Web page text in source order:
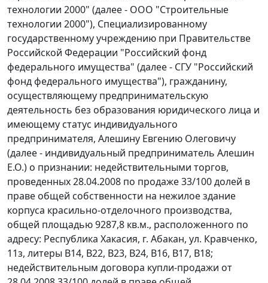
технологии 2000" (далее - ООО "Строительные
технологии 2000"), Специализированному
государственному учреждению при Правительстве
Российской Федерации "Российский фонд
федерального имущества" (далее - СГУ "Российский
фонд федерального имущества"), гражданину,
осуществляющему предпринимательскую
деятельность без образования юридического лица и
имеющему статус индивидуального
предпринимателя, Алешину Евгению Олеговичу
(далее - индивидуальный предприниматель Алешин
Е.О.) о признании: недействительными торгов,
проведенных 28.04.2008 по продаже 33/100 долей в
праве общей собственности на нежилое здание
корпуса красильно-отделочного производства,
общей площадью 9287,8 кв.м., расположенного по
адресу: Республика Хакасия, г. Абакан, ул. Кравченко,
11з, литеры В14, В22, В23, В24, В16, В17, В18;
недействительным договора купли-продажи от